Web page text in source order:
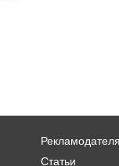
Статьи